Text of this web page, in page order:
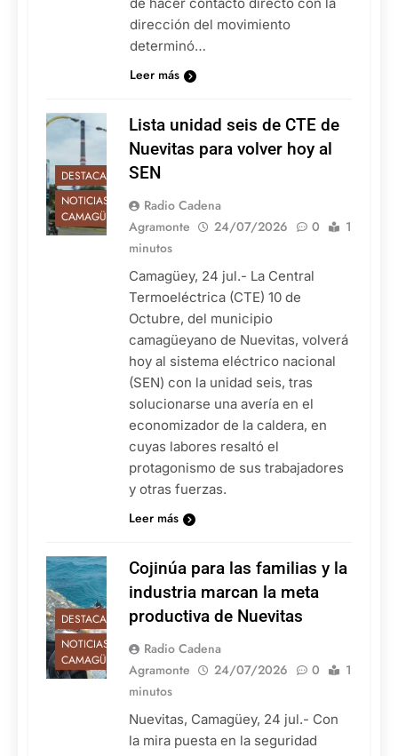
de hacer contacto directo con la
dirección del movimiento
determinó…
Leer más
DESTACADAS
NOTICIAS DE
CAMAGÜEY
Lista unidad seis de CTE de
Nuevitas para volver hoy al
SEN
Radio Cadena
Agramonte
24/07/2026 0
1
minutos
Camagüey, 24 jul.- La Central
Termoeléctrica (CTE) 10 de
Octubre, del municipio
camagüeyano de Nuevitas, volverá
hoy al sistema eléctrico nacional
(SEN) con la unidad seis, tras
solucionarse una avería en el
economizador de la caldera, en
cuyas labores resaltó el
protagonismo de sus trabajadores
y otras fuerzas.
Leer más
DESTACADAS
NOTICIAS DE
CAMAGÜEY
Cojinúa para las familias y la
industria marcan la meta
productiva de Nuevitas
Radio Cadena
Agramonte
24/07/2026 0
1
minutos
Nuevitas, Camagüey, 24 jul.- Con
la mira puesta en la seguridad